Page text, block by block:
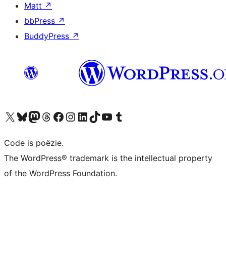
Matt ↗
bbPress ↗
BuddyPress ↗
Bezoek ons X (voorheen Twitter) account
Bezoek ons Bluesky account
Bezoek ons Mastodon account
Bezoek ons Threads account
Onze Facebook pagina bezoeken
Bezoek ons Instagram account
Bezoek ons LinkedIn account
Bezoek ons TikTok account
Bezoek ons YouTube kanaalBezoek ons Tumblr account
Code is poëzie.
The WordPress® trademark is the intellectual property
of the WordPress Foundation.